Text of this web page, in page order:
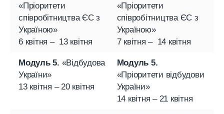
«Пріоритети
співробітництва ЄС з
Україною»
6 квітня – 13 квітня
«Пріоритети
співробітництва ЄС з
Україною»
7 квітня – 14 квітня
Модуль 5. «Відбудова
України»
13 квітня – 20 квітня
Модуль 5.
«Пріоритети відбудови
України»
14 квітня – 21 квітня